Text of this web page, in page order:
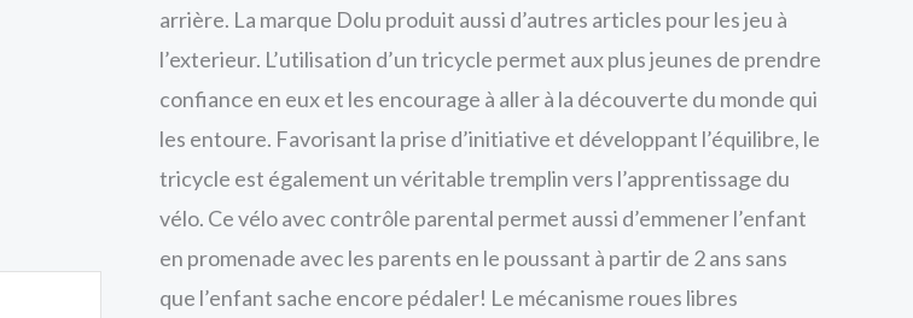
arrière. La marque Dolu produit aussi d’autres articles pour les jeu à
l’exterieur. L’utilisation d’un tricycle permet aux plus jeunes de prendre
confiance en eux et les encourage à aller à la découverte du monde qui
les entoure. Favorisant la prise d’initiative et développant l’équilibre, le
tricycle est également un véritable tremplin vers l’apprentissage du
vélo. Ce vélo avec contrôle parental permet aussi d’emmener l’enfant
en promenade avec les parents en le poussant à partir de 2 ans sans
que l’enfant sache encore pédaler! Le mécanisme roues libres